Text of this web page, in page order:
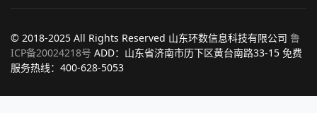
© 2018-2025 All Rights Reserved 山东环数信息科技有限公司 鲁
ICP备20024218号 ADD：山东省济南市历下区黄台南路33-15 免费
服务热线：400-628-5053